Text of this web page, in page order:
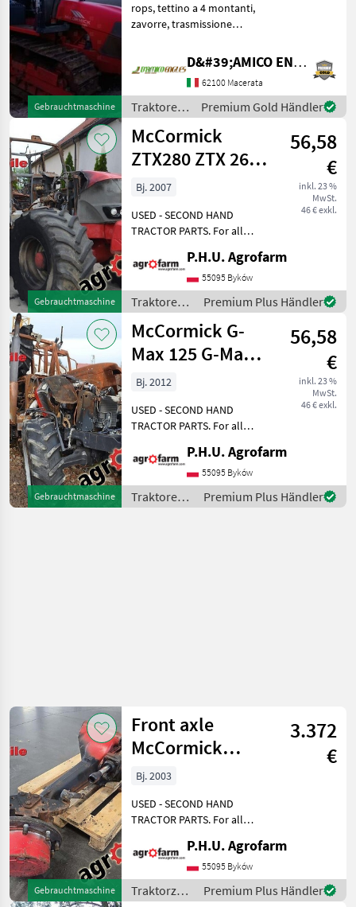
Gebrauchtmaschine
rops, tettino a 4 montanti,
zavorre, trasmissione
meccanico, n.4 distributori,
meccanico Traktoren
D&#39;AMICO ENGLES SRL
62100 Macerata
Traktoren
/
McCormick
Premium Gold Händler
Gebrauchtmaschine
McCormick
ZTX280 ZTX 260
230 parts,
pieces
56,58
€
inkl. 23 %
MwSt.
46 € exkl.
Bj. 2007
USED - SECOND HAND
TRACTOR PARTS. For all
message by e-mail either
whatsapp. TRAKTOR -
SCHLEPPER ERSATZTEILE.
Bei weiteren fragen
kontaktieren
P.H.U. Agrofarm
55095 Byków
Traktoren /
McCormick
Premium Plus Händler
Gebrauchtmaschine
McCormick G-
Max 125 G-Max
135 T3 145 parts,
56,58
€
inkl. 23 %
MwSt.
46 € exkl.
Bj. 2012
USED - SECOND HAND
TRACTOR PARTS. For all
message by e-mail either
whatsapp. TRAKTOR -
SCHLEPPER ERSATZTEILE.
Bei weiteren fragen
P.H.U. Agrofarm
55095 Byków
Traktoren /
McCormick
Premium Plus Händler
Gebrauchtmaschine
Front axle
McCormick
MTX155
3.372
€
Bj. 2003
USED - SECOND HAND
TRACTOR PARTS. For all
message by e-mail either
whatsapp. TRAKTOR -
SCHLEPPER ERSATZTEILE.
Bei weiteren fragen
P.H.U. Agrofarm
55095 Byków
TraktorzubehörPremium Plus Händler